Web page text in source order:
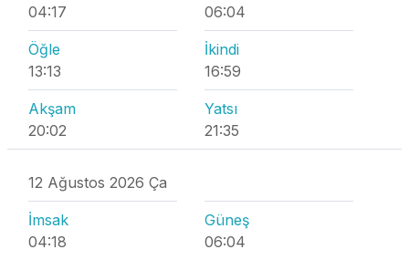
04:17
06:04
Öğle
13:13
İkindi
16:59
Akşam
20:02
Yatsı
21:35
12 Ağustos 2026 Ça
İmsak
04:18
Güneş
06:04